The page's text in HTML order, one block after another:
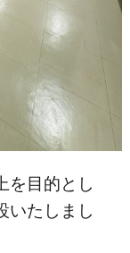
を目的とし
いたしまし